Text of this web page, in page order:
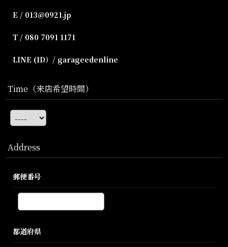
E / 013@0921.jp
T / 080 7091 1171
LINE (ID）/ garageedenline
Time（来店希望時間）
Address
郵便番号
都道府県